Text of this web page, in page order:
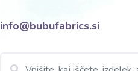
info@bubufabrics.si